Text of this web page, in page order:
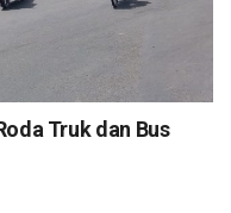
Truk dan Bus